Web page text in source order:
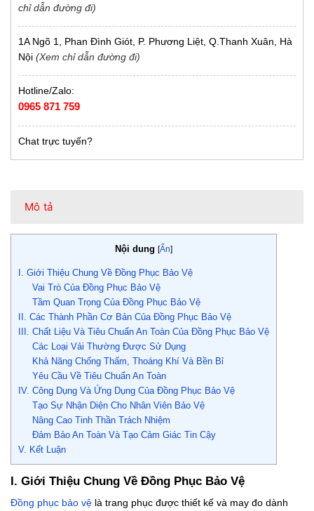
chỉ dẫn đường đi)
1A Ngõ 1, Phan Đình Giót, P. Phương Liệt, Q.Thanh Xuân, Hà
Nội (Xem chỉ dẫn đường đi)
Hotline/Zalo:
0965 871 759
Chat trực tuyến?
Mô tả
Nội dung [Ẩn]
I. Giới Thiệu Chung Về Đồng Phục Bảo Vệ
Vai Trò Của Đồng Phục Bảo Vệ
Tầm Quan Trọng Của Đồng Phục Bảo Vệ
II. Các Thành Phần Cơ Bản Của Đồng Phục Bảo Vệ
III. Chất Liệu Và Tiêu Chuẩn An Toàn Của Đồng Phục Bảo Vệ
Các Loại Vải Thường Được Sử Dụng
Khả Năng Chống Thấm, Thoáng Khí Và Bền Bỉ
Yêu Cầu Về Tiêu Chuẩn An Toàn
IV. Công Dụng Và Ứng Dụng Của Đồng Phục Bảo Vệ
Tạo Sự Nhận Diện Cho Nhân Viên Bảo Vệ
Nâng Cao Tinh Thần Trách Nhiệm
Đảm Bảo An Toàn Và Tạo Cảm Giác Tin Cậy
V. Kết Luận
I. Giới Thiệu Chung Về Đồng Phục Bảo Vệ
Đồng phục bảo vệ là trang phục được thiết kế và may đo dành